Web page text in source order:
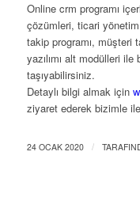
Online crm programı
çözümleri, ticari
takip programı,
yazılımı alt modülleri ile
taşıyabilirsiniz.
Detaylı bilgi almak için
ziyaret ederek bizimle
24 OCAK 2020 /